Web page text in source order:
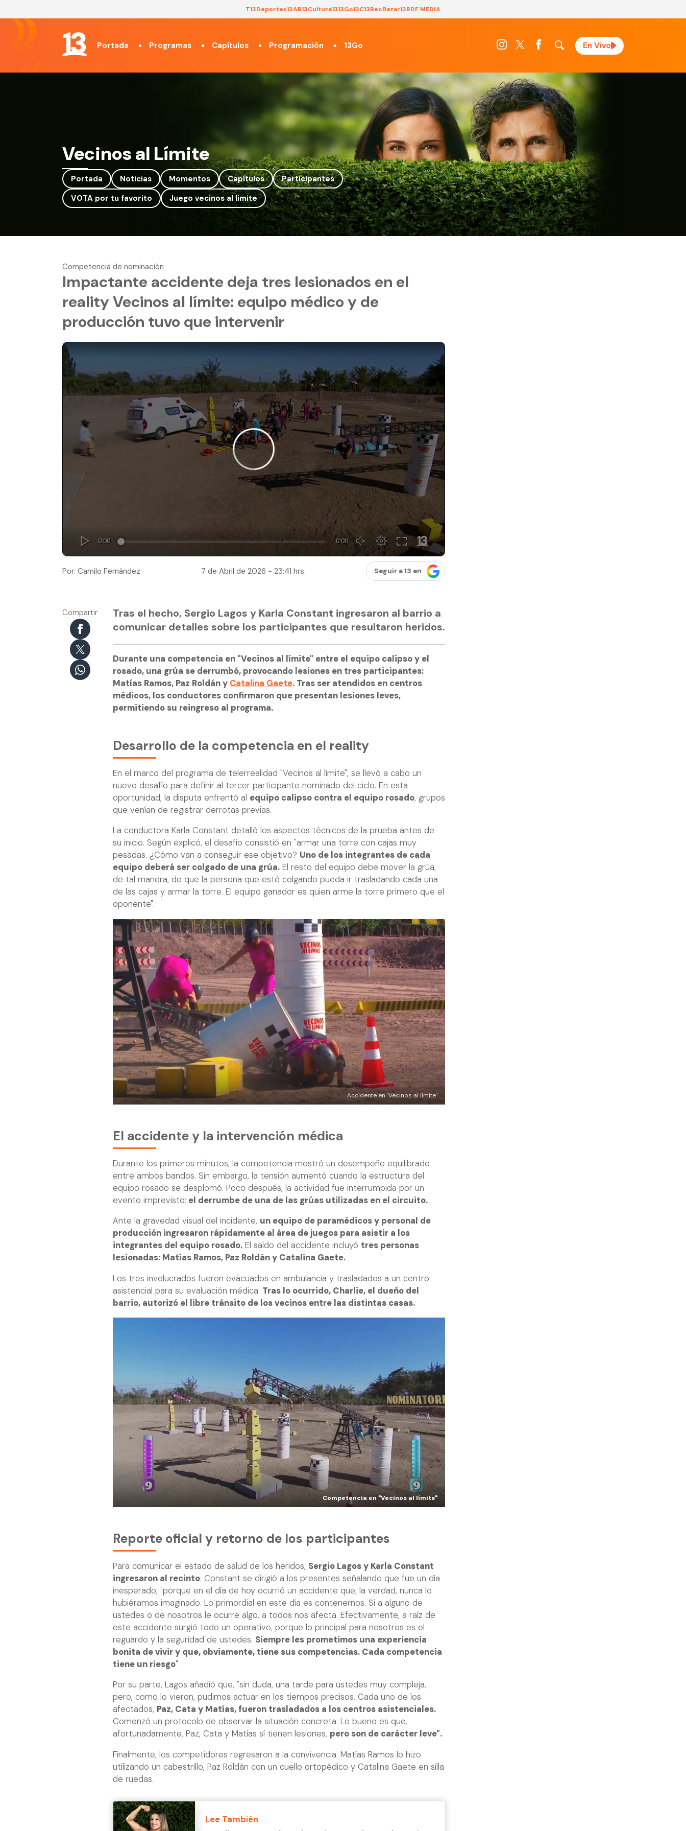
T13Deportes13AR13Cultura1313Go13C13RecBazar13RDF MEDIA
Portada Programas Capítulos Programación 13Go En Vivo
Vecinos al Límite
Portada Noticias Momentos Capítulos
Participantes
VOTA por tu favorito
Juego vecinos al limite
Competencia de nominación
Impactante accidente deja tres lesionados en el
reality Vecinos al límite: equipo médico y de
producción tuvo que intervenir
Por: Camilo Fernández 7 de Abril de 2026 - 23:41 hrs. Seguir a 13 en
Compartir
Tras el hecho, Sergio Lagos y Karla Constant ingresaron al barrio a
comunicar detalles sobre los participantes que resultaron heridos.
Durante una competencia en "Vecinos al límite" entre el equipo calipso y el
rosado, una grúa se derrumbó, provocando lesiones en tres participantes:
Matías Ramos, Paz Roldán y Catalina Gaete. Tras ser atendidos en centros
médicos, los conductores confirmaron que presentan lesiones leves,
permitiendo su reingreso al programa.
Desarrollo de la competencia en el reality
En el marco del programa de telerrealidad "Vecinos al límite", se llevó a cabo un
nuevo desafío para definir al tercer participante nominado del ciclo. En esta
oportunidad, la disputa enfrentó al equipo calipso contra el equipo rosado, grupos
que venían de registrar derrotas previas.
La conductora Karla Constant detalló los aspectos técnicos de la prueba antes de
su inicio. Según explicó, el desafío consistió en "armar una torre con cajas muy
pesadas. ¿Cómo van a conseguir ese objetivo? Uno de los integrantes de cada
equipo deberá ser colgado de una grúa. El resto del equipo debe mover la grúa,
de tal manera, de que la persona que esté colgando pueda ir trasladando cada una
de las cajas y armar la torre. El equipo ganador es quien arme la torre primero que el
oponente".
Accidente en "Vecinos al límite"
El accidente y la intervención médica
Durante los primeros minutos, la competencia mostró un desempeño equilibrado
entre ambos bandos. Sin embargo, la tensión aumentó cuando la estructura del
equipo rosado se desplomó. Poco después, la actividad fue interrumpida por un
evento imprevisto: el derrumbe de una de las grúas utilizadas en el circuito.
Ante la gravedad visual del incidente, un equipo de paramédicos y personal de
producción ingresaron rápidamente al área de juegos para asistir a los
integrantes del equipo rosado. El saldo del accidente incluyó tres personas
lesionadas: Matías Ramos, Paz Roldán y Catalina Gaete.
Los tres involucrados fueron evacuados en ambulancia y trasladados a un centro
asistencial para su evaluación médica. Tras lo ocurrido, Charlie, el dueño del
barrio, autorizó el libre tránsito de los vecinos entre las distintas casas.
Competencia en "Vecinos al límite"
Reporte oficial y retorno de los participantes
Para comunicar el estado de salud de los heridos, Sergio Lagos y Karla Constant
ingresaron al recinto. Constant se dirigió a los presentes señalando que fue un día
inesperado, "porque en el día de hoy ocurrió un accidente que, la verdad, nunca lo
hubiéramos imaginado. Lo primordial en este día es contenernos. Si a alguno de
ustedes o de nosotros le ocurre algo, a todos nos afecta. Efectivamente, a raíz de
este accidente surgió todo un operativo, porque lo principal para nosotros es el
reguardo y la seguridad de ustedes. Siempre les prometimos una experiencia
bonita de vivir y que, obviamente, tiene sus competencias. Cada competencia
tiene un riesgo".
Por su parte, Lagos añadió que, "sin duda, una tarde para ustedes muy compleja,
pero, como lo vieron, pudimos actuar en los tiempos precisos. Cada uno de los
afectados, Paz, Cata y Matías, fueron trasladados a los centros asistenciales.
Comenzó un protocolo de observar la situación concreta. Lo bueno es que,
afortunadamente, Paz, Cata y Matías sí tienen lesiones, pero son de carácter leve".
Finalmente, los competidores regresaron a la convivencia. Matías Ramos lo hizo
utilizando un cabestrillo, Paz Roldán con un cuello ortopédico y Catalina Gaete en silla
de ruedas.
Lee También